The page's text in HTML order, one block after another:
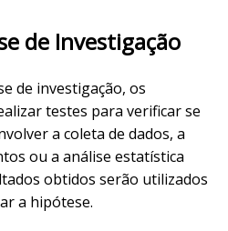
de Investigação
de investigação, os
testes para verificar se
a coleta de dados, a
ou a análise estatística
obtidos serão utilizados
a hipótese.